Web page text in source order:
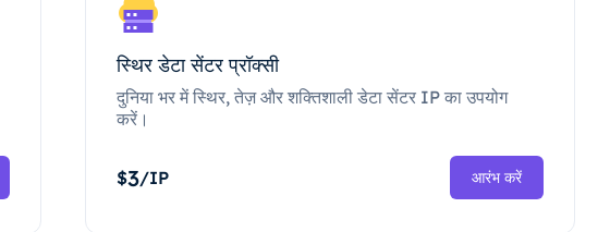
स्थिर डेटा सेंटर प्रॉक्सी
दुनिया भर में स्थिर, तेज़ और शक्तिशाली डेटा सेंटर IP का उपयोग
करें।
$3/IP आरंभ करें